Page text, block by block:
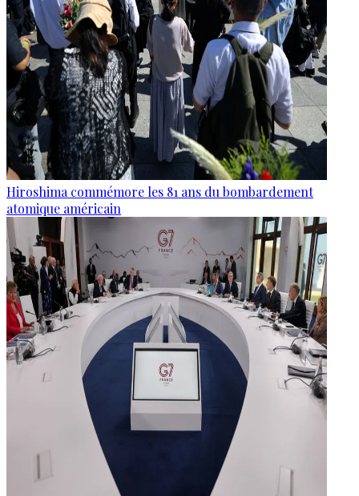
Hiroshima commémore les 81 ans du bombardement
atomique américain